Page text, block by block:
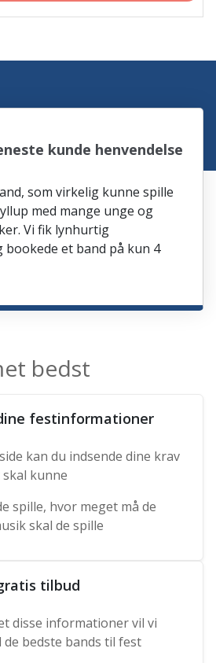
kunde henvendelse
som virkelig kunne spille
med mange unge og
Vi fik lynhurtig
bookede et band på kun 4
bedst
festinformationer
kan du indsende dine krav
kunne
spille, hvor meget må de
skal de spille
tilbud
disse informationer vil vi
de bedste bands til fest